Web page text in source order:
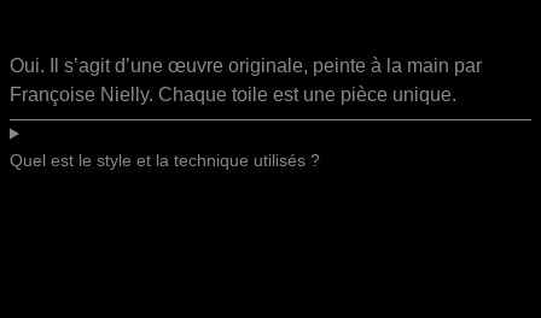
Oui. Il s’agit d’une œuvre originale, peinte à la main par
Françoise Nielly. Chaque toile est une pièce unique.
Quel est le style et la technique utilisés ?